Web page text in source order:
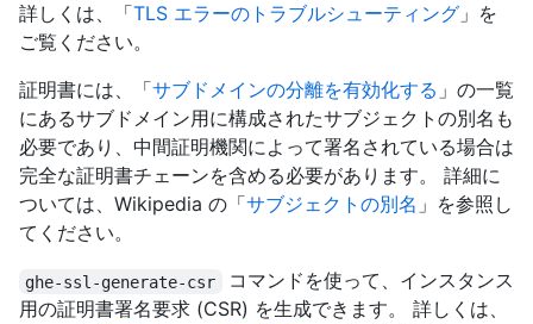
詳しくは、「TLS エラーのトラブルシューティング 」を
ご覧ください。
証明書には、「サブドメインの分離を有効化する 」の一覧
にあるサブドメイン用に構成されたサブジェクトの別名も
必要であり、中間証明機関によって署名されている場合は
完全な証明書チェーンを含める必要があります。 詳細に
ついては、Wikipedia の「サブジェクトの別名 」を参照し
てください。
ghe-ssl-generate-csr
コマンドを使って、インスタンス
用の証明書署名要求 (CSR) を生成できます。 詳しくは、